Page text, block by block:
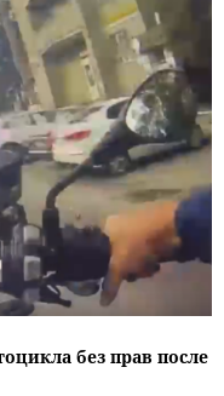
без прав после